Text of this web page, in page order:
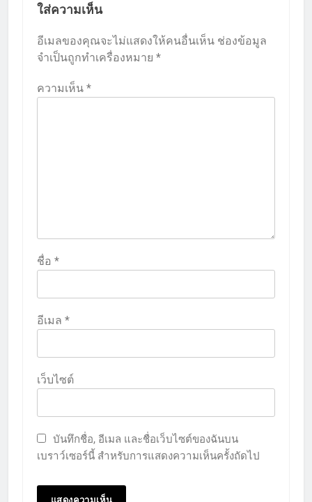
ใส่ความเห็น
อีเมลของคุณจะไม่แสดงให้คนอื่นเห็น ช่องข้อมูล
จำเป็นถูกทำเครื่องหมาย *
ความเห็น *
ชื่อ *
อีเมล *
เว็บไซต์
บันทึกชื่อ, อีเมล และชื่อเว็บไซต์ของฉันบน
เบราว์เซอร์นี้ สำหรับการแสดงความเห็นครั้งถัดไป